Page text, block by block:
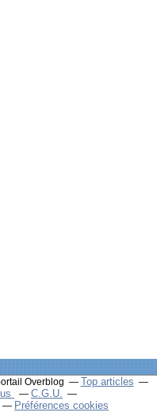
Overblog
Top articles
C.G.U.
Préférences cookies